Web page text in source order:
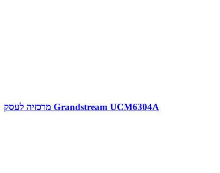
מרכזיה לעסק Grandstream UCM6304A